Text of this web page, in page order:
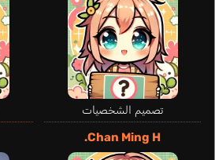
تصميم الشخصيات
Chan Ming H.
Nakamura Yuuichi